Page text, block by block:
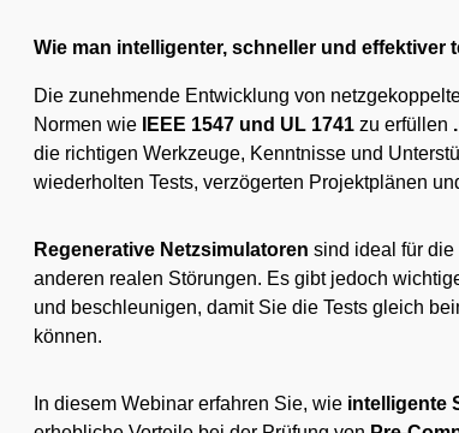
Wie man intelligenter, schneller und effektiver
Die zunehmende Entwicklung von
Normen wie
IEEE 1547 und UL 1741 zu erfüllen .
die richtigen Werkzeuge, Kenntnisse und
wiederholten Tests, verzögerten Projektplänen
Regenerative Netzsimulatoren sind ideal für
anderen realen Störungen. Es gibt jedoch
und beschleunigen, damit Sie die Tests gleich
können.
In diesem Webinar erfahren Sie, wie intelligente